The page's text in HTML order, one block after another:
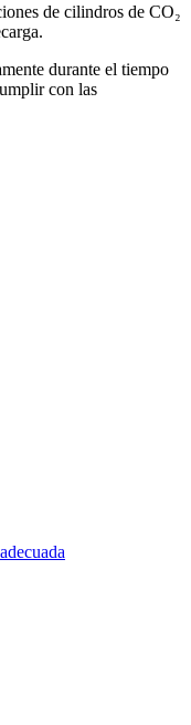
de cilindros de CO₂
durante el tiempo
con las